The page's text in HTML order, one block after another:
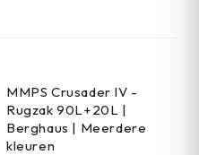
MMPS Crusader IV -
Rugzak 90L+20L |
Berghaus | Meerdere
kleuren